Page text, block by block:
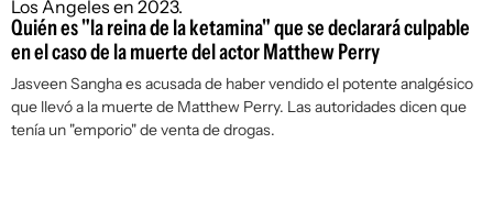
Quién es "la reina de la ketamina" que se declarará culpable
en el caso de la muerte del actor Matthew Perry
Jasveen Sangha es acusada de haber vendido el potente analgésico
que llevó a la muerte de Matthew Perry. Las autoridades dicen que
tenía un "emporio" de venta de drogas.